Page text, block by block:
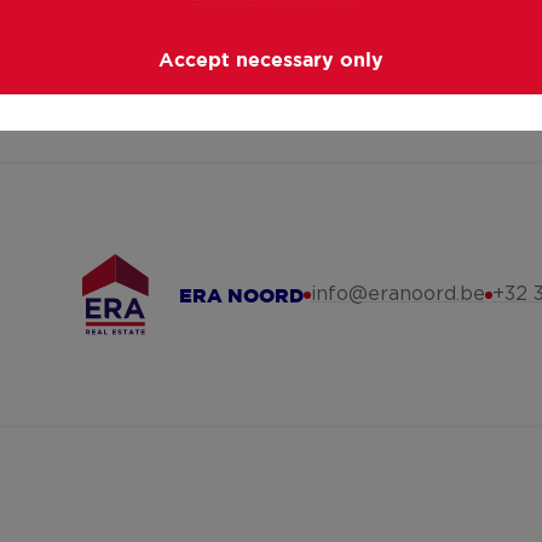
van-de-vastgoedmakelaar#deontologische-
ERA NOORD info@eranoord.be +32
Accept necessary only